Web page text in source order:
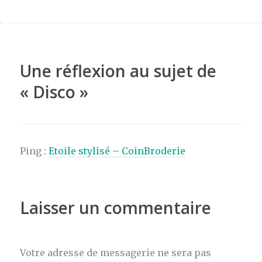
o
k
Une réflexion au sujet de
« Disco »
Ping :Etoile stylisé – CoinBroderie
Laisser un commentaire
Votre adresse de messagerie ne sera pas